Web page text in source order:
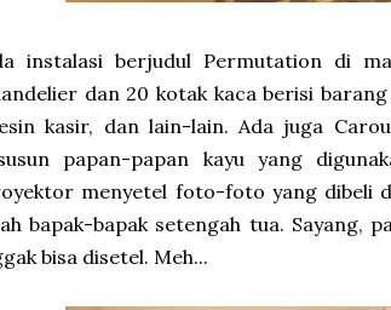
instalasi berjudul Permutation di
dan 20 kotak kaca berisi
kasir, dan lain-lain. Ada juga
papan-papan kayu yang
menyetel foto-foto yang dibeli
bapak-bapak setengah tua. Sayang,
bisa disetel. Meh...